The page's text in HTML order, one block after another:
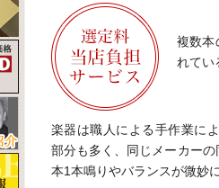
複数本
れてい
楽器は職人による手作業に
部分も多く、同じメーカーの
本1本鳴りやバランスが微妙